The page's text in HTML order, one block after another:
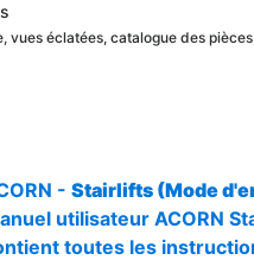
vues éclatées, catalogue des
- Stairlifts (Mode
utilisateur ACORN
toutes les